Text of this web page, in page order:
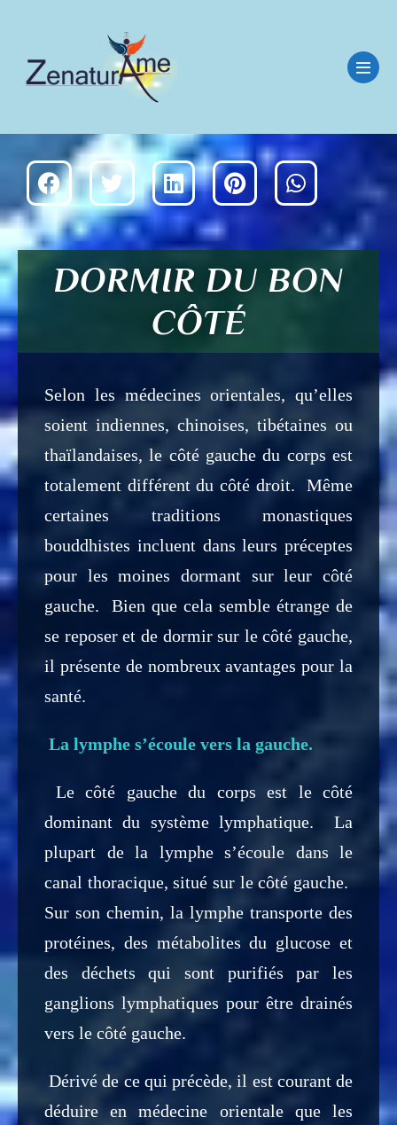
DORMIR DU BON
CÔTÉ
Selon les médecines orientales, qu’elles
soient indiennes, chinoises, tibétaines ou
thaïlandaises, le côté gauche du corps est
totalement différent du côté droit. Même
certaines traditions monastiques
bouddhistes incluent dans leurs préceptes
pour les moines dormant sur leur côté
gauche. Bien que cela semble étrange de
se reposer et de dormir sur le côté gauche,
il présente de nombreux avantages pour la
santé.
La lymphe s’écoule vers la gauche.
Le côté gauche du corps est le côté
dominant du système lymphatique. La
plupart de la lymphe s’écoule dans le
canal thoracique, situé sur le côté gauche.
Sur son chemin, la lymphe transporte des
protéines, des métabolites du glucose et
des déchets qui sont purifiés par les
ganglions lymphatiques pour être drainés
vers le côté gauche.
Dérivé de ce qui précède, il est courant de
déduire en médecine orientale que les